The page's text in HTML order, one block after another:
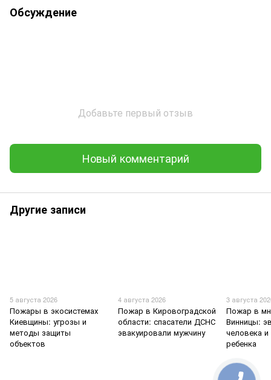
Обсуждение
Добавьте первый отзыв
Новый комментарий
Другие записи
5 августа 2026
Пожары в экосистемах
Киевщины: угрозы и
методы защиты
объектов
4 августа 2026
Пожар в Кировоградской
области: спасатели ДСНС
эвакуировали мужчину
3 августа
Пожар в
Винницы:
человека и
ребенка